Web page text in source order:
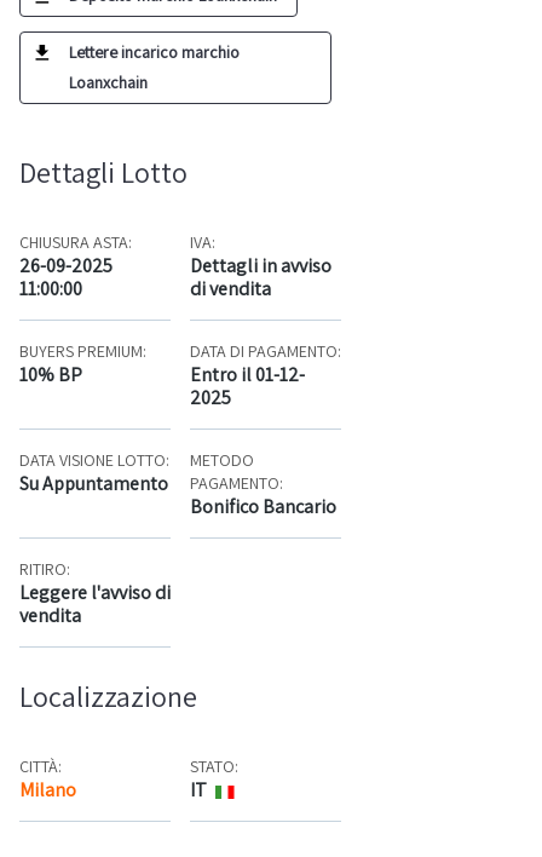
Lettere incarico marchio
Loanxchain
Dettagli Lotto
CHIUSURA ASTA:
26-09-2025
11:00:00
IVA:
Dettagli in avviso
di vendita
BUYERS PREMIUM:
10% BP
DATA DI PAGAMENTO:
Entro il 01-12-
2025
DATA VISIONE LOTTO:
Su Appuntamento
METODO
PAGAMENTO:
Bonifico Bancario
RITIRO:
Leggere l'avviso di
vendita
Localizzazione
CITTÀ:
Milano Mappa
STATO:
IT